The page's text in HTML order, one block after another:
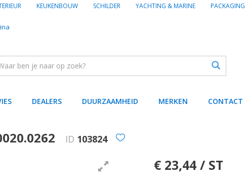
KEUKENBOUW SCHILDER YACHTING & MARINE PACKAGING
DEALERS DUURZAAMHEID MERKEN CONTACT
ID 103824
€ 23,44 / ST